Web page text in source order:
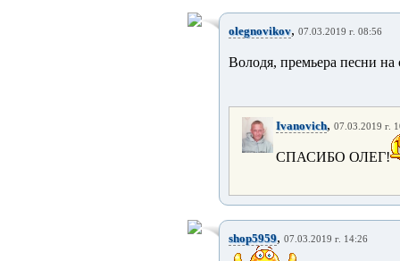
olegnovikov, 07.03.2019 г. 08:56
Володя, премьера песни на
Ivanovich, 07.03.2019 г.
СПАСИБО ОЛЕГ!
shop5959, 07.03.2019 г. 14:26